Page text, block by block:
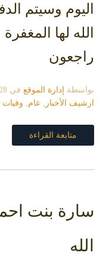
اليوم وسيتم
الله لها
راجعون
بواسطة إدارة الموقع في 28 سبتمبر، 2009
ارشيف الأخبار
عام وفيات
متابعة القراءة
سارة بنت
الله